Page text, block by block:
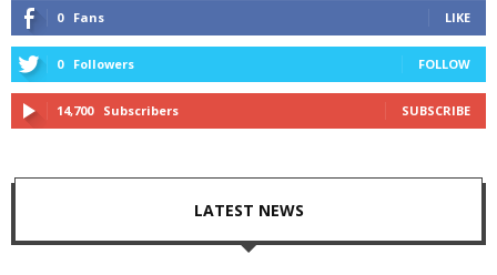
0 Fans LIKE
0 Followers FOLLOW
14,700 Subscribers SUBSCRIBE
LATEST NEWS